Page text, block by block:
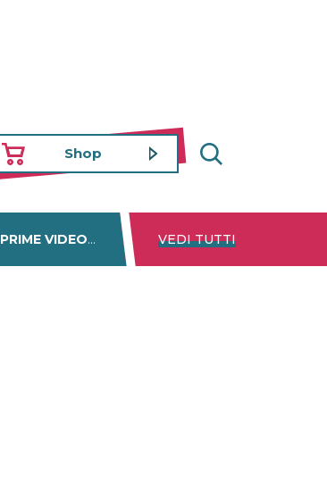
Shop
PRIME VIDEO DISNEY+ NETFLIX
VEDI TUTTI